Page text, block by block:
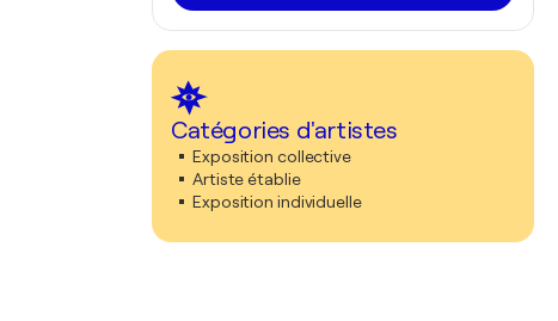
Catégories d'artistes
Exposition collective
Artiste établie
Exposition individuelle